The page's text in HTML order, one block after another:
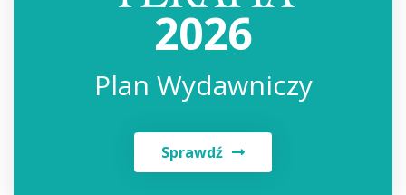
2026
Plan Wydawniczy
Sprawdź